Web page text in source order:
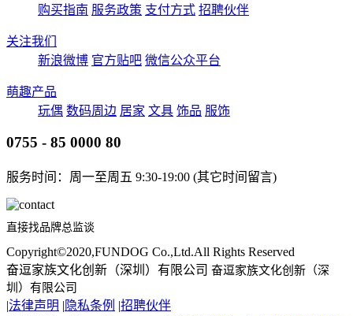
购买指南 服务政策 支付方式 招聘伙伴
关注我们
新浪微博 官方贴吧 微信公众平台
萌趣产品
玩偶 数码周边 居家 文具 饰品 服饰
0755 - 85 0000 80
服务时间：周一至周五 9:30-19:00 (其它时间留言)
直接找品牌总监谈
Copyright©2020,FUNDOG Co.,Ltd.All Rights Reserved
奋逗家族文化创新（深圳）有限公司 奋逗家族文化创新（深
圳）有限公司
|法律声明 | 隐私条例 |招聘伙伴